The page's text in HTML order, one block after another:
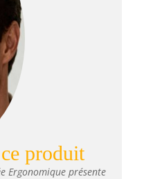
de U épouse
de votre
agréable
périodes
à prévenir les
une posture
améliorant
et
Mobilité
de 4
produit
Ergonomique présente